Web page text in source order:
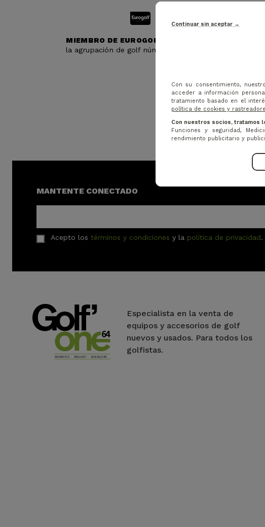
MIEMBRO DE EUROGOLF
la agrupación de golf número 1 en Francia
MANTENTE CONECTADO
Acepto los términos y condiciones y la política de privacidad.
Especialista en la venta de
equipos y accesorios de golf
nuevos y usados. Para todos los
golfistas.
Continuar sin aceptar →
Con su consentimiento,
acceder a información
tratamiento basado en el
política de cookies y
Con nuestros socios, tratamos
Funciones y seguridad,
rendimiento publicitario y